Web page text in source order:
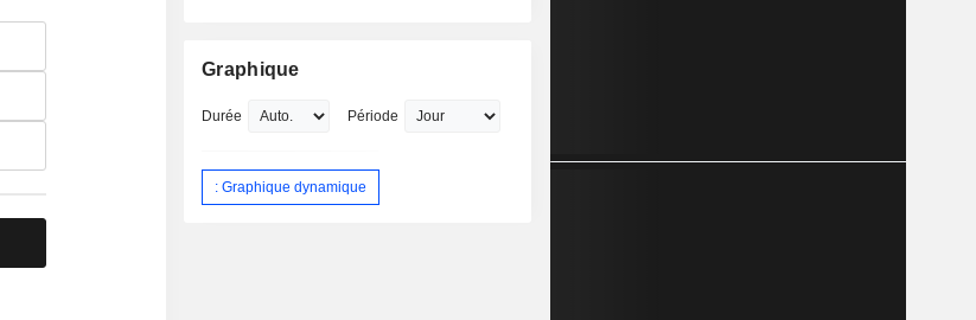
Graphique
Durée Période
: Graphique dynamique